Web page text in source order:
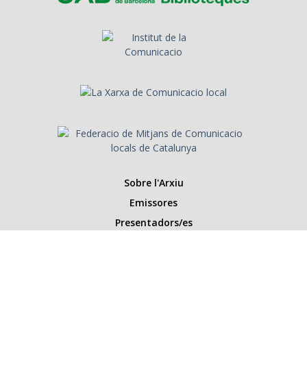
Sobre l'Arxiu
Emissores
Presentadors/es